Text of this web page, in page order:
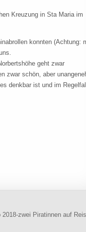
Kreuzung in Sta Maria im
konnten (Achtung:
geht zwar
zwar schön, aber
denkbar ist und im Regelfall
2018-zwei Piratinnen auf